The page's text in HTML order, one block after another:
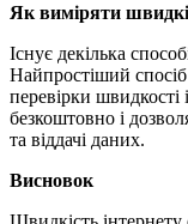
Як виміряти
Існує декілька
Найпростіший
перевірки швидкості
безкоштовно і
та віддачі даних.
Висновок